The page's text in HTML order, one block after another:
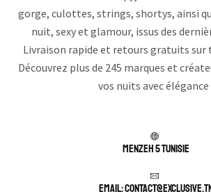
gorge, culottes, strings, shortys, ainsi
nuit, sexy et glamour, issus des
Livraison rapide et retours gratuits sur
Découvrez plus de 245 marques et
vos nuits avec élégance
Menzeh 5 TUNISIE
Email: